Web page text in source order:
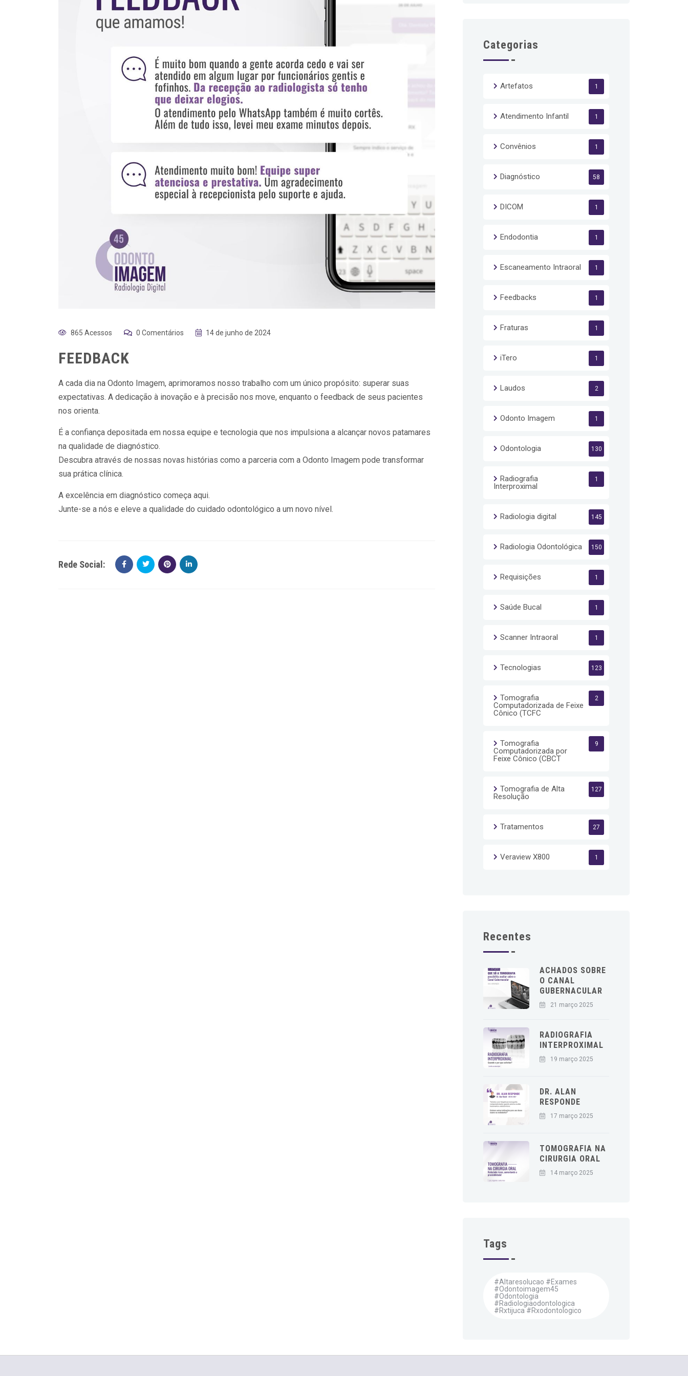
865 Acessos 0 Comentários 14 de junho de 2024
FEEDBACK
A cada dia na Odonto Imagem, aprimoramos nosso trabalho com um único propósito: superar suas
expectativas. A dedicação à inovação e à precisão nos move, enquanto o feedback de seus pacientes
nos orienta.
É a confiança depositada em nossa equipe e tecnologia que nos impulsiona a alcançar novos patamares
na qualidade de diagnóstico.
Descubra através de nossas novas histórias como a parceria com a Odonto Imagem pode transformar
sua prática clínica.
A excelência em diagnóstico começa aqui.
Junte-se a nós e eleve a qualidade do cuidado odontológico a um novo nível.
Rede Social:
Categorias
Artefatos 1
Atendimento Infantil 1
Convênios 1
Diagnóstico 58
DICOM 1
Endodontia 1
Escaneamento Intraoral 1
Feedbacks 1
Fraturas 1
iTero 1
Laudos 2
Odonto Imagem 1
Odontologia 130
Radiografia
Interproximal
1
Radiologia digital 145
Radiologia Odontológica 150
Requisições 1
Saúde Bucal 1
Scanner Intraoral 1
Tecnologias 123
Tomografia
Computadorizada de Feixe
Cônico (TCFC
2
Tomografia
Computadorizada por
Feixe Cônico (CBCT
9
Tomografia de Alta
Resolução
127
Tratamentos 27
Veraview X800 1
Recentes
ACHADOS SOBRE
O CANAL
GUBERNACULAR
21 março 2025
RADIOGRAFIA
INTERPROXIMAL
19 março 2025
DR. ALAN
RESPONDE
17 março 2025
TOMOGRAFIA NA
CIRURGIA ORAL
14 março 2025
Tags
#altaresolucao #exames
#odontoimagem45
#odontologia
#radiologiaodontologica
#rxtijuca #rxodontologico